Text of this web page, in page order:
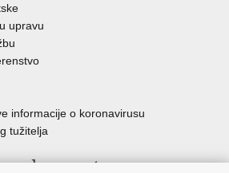
upravu
informacije o koronavirusu
tužitelja
sustava